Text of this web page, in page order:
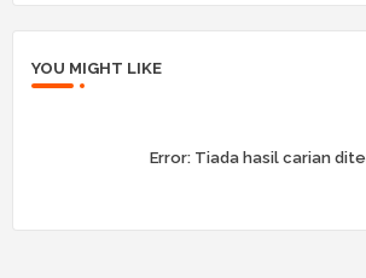
YOU MIGHT LIKE
Error:Tiada hasil carian